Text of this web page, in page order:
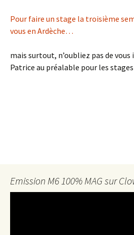
Pour faire un stage la troisième
vous en Ardèche…
mais surtout, n’oubliez pas de vous
Patrice au préalable pour les
Emission M6 100% MAG sur